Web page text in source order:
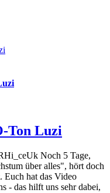
Ton Luzi
Noch 5 Tage,
über alles", hört doch
Euch hat das Video
- das hilft uns sehr dabei,